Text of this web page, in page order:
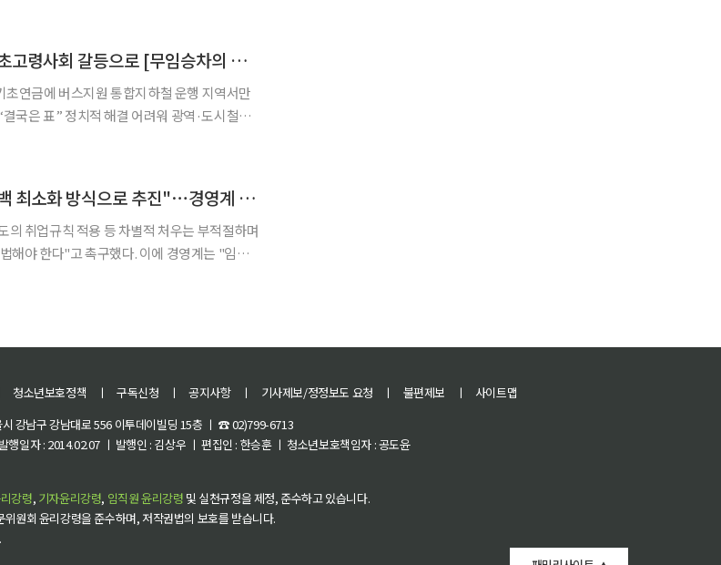
‘지하철 공짜’ 20년 해묵은 논란⋯초고령사회 갈등으로 [무임승차의 역설 中]
연금에 버스지원 통합지하철 운행 지역서만
정치적 해결 어려워 광역·도시철도
노동계 "'정년 65세 연장', 소득 공백 최소화 방식으로 추진"⋯경영계 "임금체계 개편 우선"
취업규칙 적용 등 차별적 처우는 부적절하며
해야 한다"고 촉구했다. 이에 경영계는 "임금
청소년보호정책 ㅣ 구독신청 ㅣ 공지사항 ㅣ 기사제보/정정보도 요청 ㅣ 불편제보 ㅣ
사이트맵
강남구 강남대로 556 이투데이빌딩 15층 ㅣ ☎ 02)799-6713
일자 : 2014.02.07 ㅣ 발행인 : 김상우 ㅣ 편집인 : 한승훈 ㅣ 청소년보호책임자 : 공도윤
강령, 기자윤리강령, 임직원 윤리강령 및 실천규정을 제정, 준수하고 있습니다.
원회 윤리강령을 준수하며, 저작권법의 보호를 받습니다.